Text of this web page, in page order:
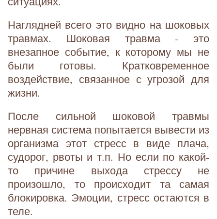
Наглядней всего это видно на шоковых
травмах. Шоковая травма - это
внезапное событие, к которому мы не
были готовы. Кратковременное
воздействие, связанное с угрозой для
жизни.
После сильной шоковой травмы
нервная система попытается вывести из
организма этот стресс в виде плача,
судорог, рвоты и т.п. Но если по какой-
то причине выхода стрессу не
произошло, то происходит та самая
блокировка. Эмоции, стресс остаются в
теле.